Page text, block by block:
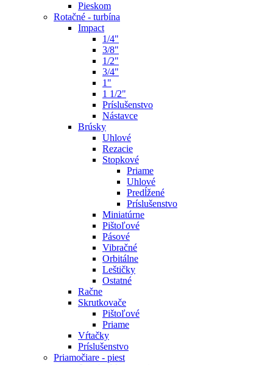
Pieskom
Rotačné - turbína
Impact
1/4"
3/8"
1/2"
3/4"
1"
1 1/2"
Príslušenstvo
Nástavce
Brúsky
Uhlové
Rezacie
Stopkové
Priame
Uhlové
Predĺžené
Príslušenstvo
Miniatúrne
Pištoľové
Pásové
Vibračné
Orbitálne
Leštičky
Ostatné
Račne
Skrutkovače
Pištoľové
Priame
Vŕtačky
Príslušenstvo
Priamočiare - piest